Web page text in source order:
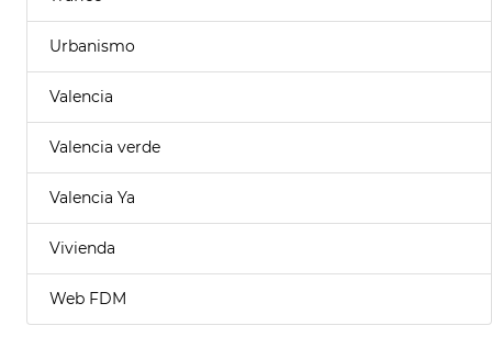
Urbanismo
Valencia
Valencia verde
Valencia Ya
Vivienda
Web FDM